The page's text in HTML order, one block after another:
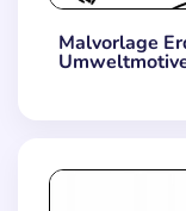
Malvorlage